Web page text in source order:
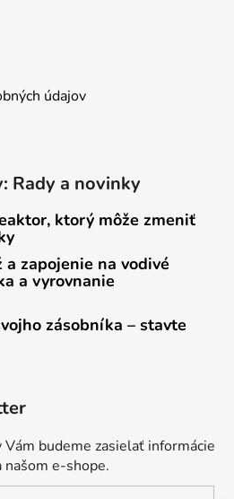
údajov
Rady a novinky
ktorý môže zmeniť
zapojenie na vodivé
a vyrovnanie
zásobníka – stavte
budeme zasielať informácie
našom e-shope.